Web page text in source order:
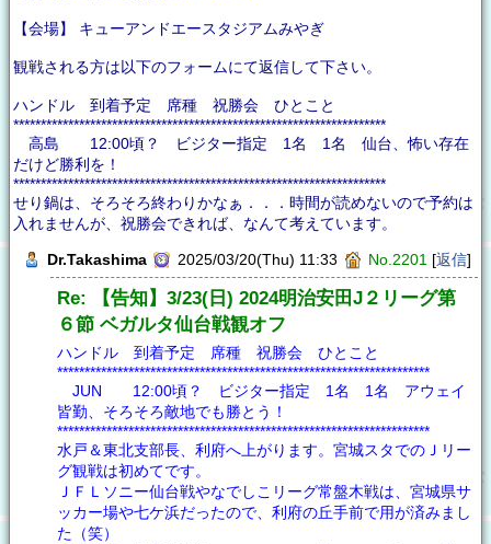
【会場】 キューアンドエースタジアムみやぎ
観戦される方は以下のフォームにて返信して下さい。
ハンドル 到着予定 席種 祝勝会 ひとこと
********************************************************************
高島 12:00頃？ ビジター指定 1名 1名 仙台、怖い存在
だけど勝利を！
********************************************************************
せり鍋は、そろそろ終わりかなぁ．．．時間が読めないので予約は
入れませんが、祝勝会できれば、なんて考えています。
Dr.Takashima 2025/03/20(Thu) 11:33 No.2201 [返信]
Re: 【告知】3/23(日) 2024明治安田J２リーグ第
６節 ベガルタ仙台戦観オフ
ハンドル 到着予定 席種 祝勝会 ひとこと
********************************************************************
JUN 12:00頃？ ビジター指定 1名 1名 アウェイ
皆勤、そろそろ敵地でも勝とう！
********************************************************************
水戸＆東北支部長、利府へ上がります。宮城スタでのＪリー
グ観戦は初めてです。
ＪＦＬソニー仙台戦やなでしこリーグ常盤木戦は、宮城県サ
ッカー場や七ケ浜だったので、利府の丘手前で用が済みまし
た（笑）